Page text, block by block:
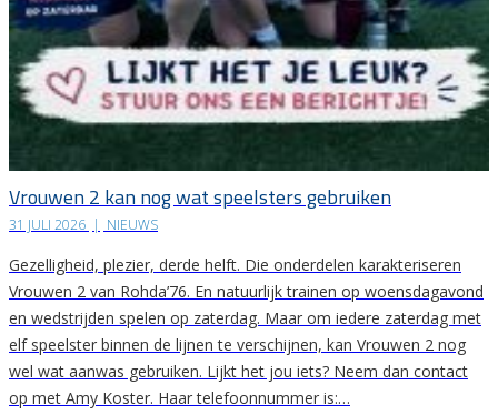
Vrouwen 2 kan nog wat speelsters gebruiken
31 JULI 2026 | NIEUWS
Gezelligheid, plezier, derde helft. Die onderdelen karakteriseren
Vrouwen 2 van Rohda’76. En natuurlijk trainen op woensdagavond
en wedstrijden spelen op zaterdag. Maar om iedere zaterdag met
elf speelster binnen de lijnen te verschijnen, kan Vrouwen 2 nog
wel wat aanwas gebruiken. Lijkt het jou iets? Neem dan contact
op met Amy Koster. Haar telefoonnummer is:…